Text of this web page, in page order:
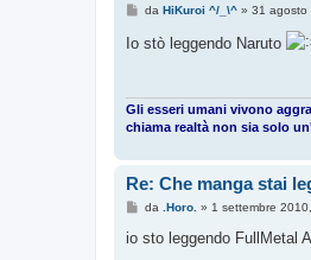
M
s
i
o
da HiKuroi ^/_\^» 31 agosto
Io stò leggendo Naruto
Gli esseri umani vivono
chiama realtà non sia solo
Re: Che manga stai
M
s
da .Horo. » 1 settembre
io sto leggendo FullMetal